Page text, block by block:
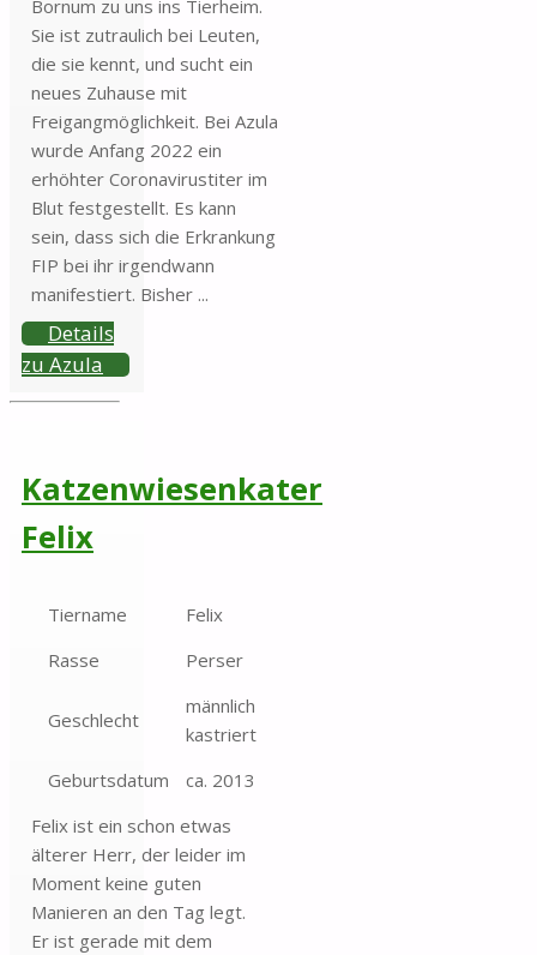
Bornum zu uns ins Tierheim.
Sie ist zutraulich bei Leuten,
die sie kennt, und sucht ein
neues Zuhause mit
Freigangmöglichkeit. Bei Azula
wurde Anfang 2022 ein
erhöhter Coronavirustiter im
Blut festgestellt. Es kann
sein, dass sich die Erkrankung
FIP bei ihr irgendwann
manifestiert. Bisher ...
Details
zu Azula
Katzenwiesenkater
Felix
Tiername
Felix
Rasse
Perser
Geschlecht
männlich
kastriert
Geburtsdatum
ca. 2013
Felix ist ein schon etwas
älterer Herr, der leider im
Moment keine guten
Manieren an den Tag legt.
Er ist gerade mit dem